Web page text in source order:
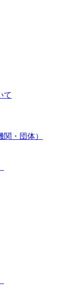
て
・団体）